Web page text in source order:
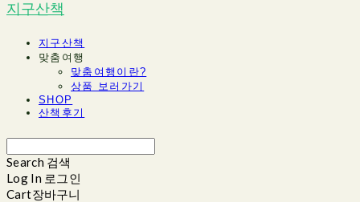
지구산책
지구산책
맞춤여행
맞춤여행이란?
상품 보러가기
SHOP
산책후기
Search 검색
Log In 로그인
Cart장바구니